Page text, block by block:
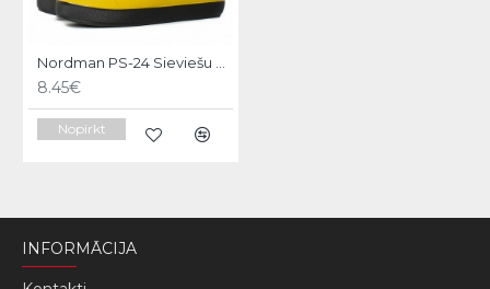
Nordman PS-24 Sieviešu Gumijas Puszābaki ,dzelteni ar melnu zoli, 41 izm
8.45€
Nopirkt
INFORMĀCIJA